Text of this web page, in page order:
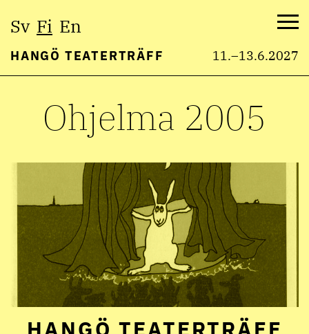
sisältöön
Sv Fi En
HANGÖ TEATERTRÄFF 11.–13.6.2027
Ohjelma 2005